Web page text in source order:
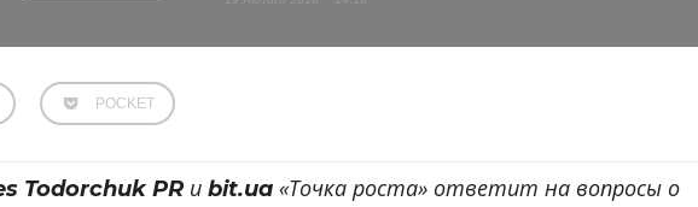
POCKET
Todorchuk PR и bit.ua «Точка роста» ответит на вопросы о